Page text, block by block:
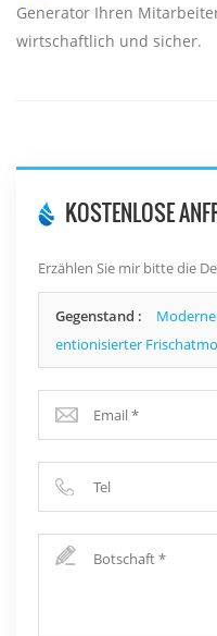
Generator Ihren
wirtschaftlich und sicher.
KOSTENLOSE
Erzählen Sie mir bitte die
Gegenstand :
entionisierter